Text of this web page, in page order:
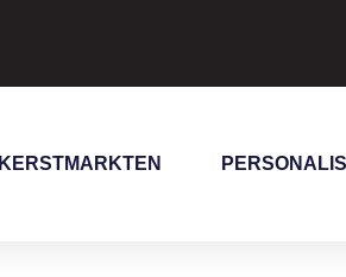
KERSTMARKTEN